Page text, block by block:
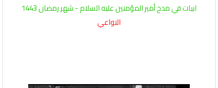
ابيات في مدح أمير المؤمنين عليه السلام - شهر رمضان 1443
النواعي